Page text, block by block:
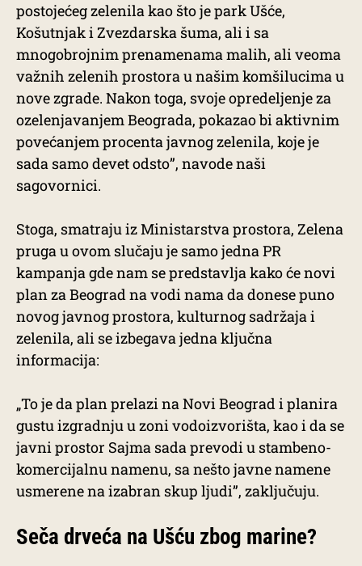
postojećeg zelenila kao što je park Ušće,
Košutnjak i Zvezdarska šuma, ali i sa
mnogobrojnim prenamenama malih, ali veoma
važnih zelenih prostora u našim komšilucima u
nove zgrade. Nakon toga, svoje opredeljenje za
ozelenjavanjem Beograda, pokazao bi aktivnim
povećanjem procenta javnog zelenila, koje je
sada samo devet odsto”, navode naši
sagovornici.
Stoga, smatraju iz Ministarstva prostora, Zelena
pruga u ovom slučaju je samo jedna PR
kampanja gde nam se predstavlja kako će novi
plan za Beograd na vodi nama da donese puno
novog javnog prostora, kulturnog sadržaja i
zelenila, ali se izbegava jedna ključna
informacija:
„To je da plan prelazi na Novi Beograd i planira
gustu izgradnju u zoni vodoizvorišta, kao i da se
javni prostor Sajma sada prevodi u stambeno-
komercijalnu namenu, sa nešto javne namene
usmerene na izabran skup ljudi”, zaključuju.
Seča drveća na Ušću zbog marine?